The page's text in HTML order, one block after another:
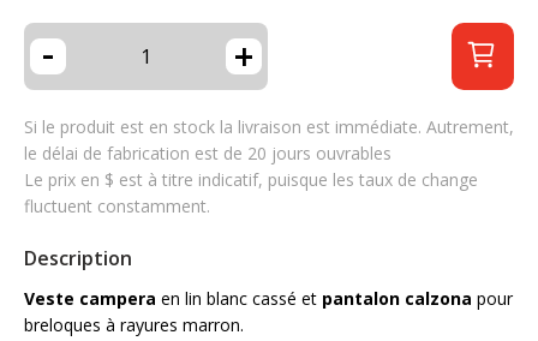
- +
Si le produit est en stock la livraison est immédiate. Autrement,
le délai de fabrication est de 20 jours ouvrables
Le prix en $ est à titre indicatif, puisque les taux de change
fluctuent constamment.
Description
Veste campera en lin blanc cassé et pantalon calzona pour
breloques à rayures marron.